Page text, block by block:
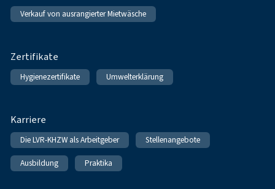
Verkauf von ausrangierter Mietwäsche
Zertifikate
Hygienezertifikate Umwelterklärung
Karriere
Die LVR-KHZW als Arbeitgeber Stellenangebote
Ausbildung Praktika